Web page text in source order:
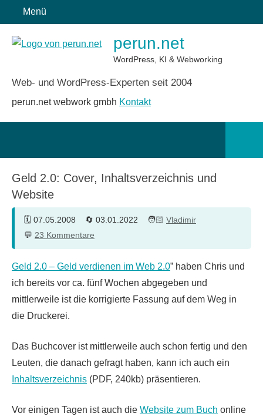
Inhalt
springen
Menü
perun.net
WordPress, KI & Webworking
Web- und WordPress-Experten seit 2004
perun.net webwork gmbh Kontakt
Geld 2.0: Cover, Inhaltsverzeichnis und
Website
07.05.2008 03.01.2022
Vladimir
23 Kommentare
Geld 2.0 – Geld verdienen im Web 2.0” haben Chris und
ich bereits vor ca. fünf Wochen abgegeben und
mittlerweile ist die korrigierte Fassung auf dem Weg in
die Druckerei.
Das Buchcover ist mittlerweile auch schon fertig und den
Leuten, die danach gefragt haben, kann ich auch ein
Inhaltsverzeichnis (PDF, 240kb) präsentieren.
Vor einigen Tagen ist auch die Website zum Buch online